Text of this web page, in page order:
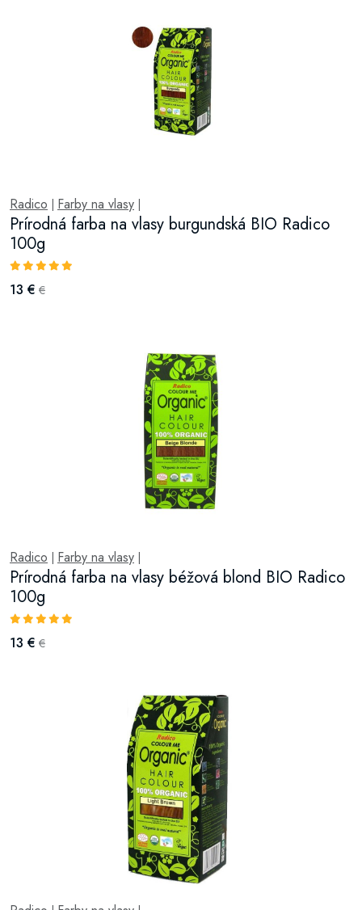
Radico Farby na vlasy
Prírodná farba na vlasy burgundská BIO Radico
100g
13 € €
Radico Farby na vlasy
Prírodná farba na vlasy béžová blond BIO Radico
100g
13 € €